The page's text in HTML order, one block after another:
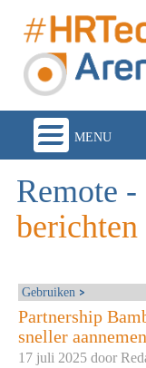
menu
Remote -
berichten
Gebruiken
Partnership
sneller
17 juli 2025 door